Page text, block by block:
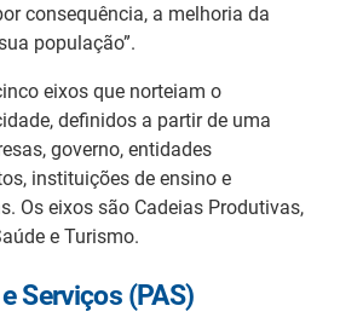
consequência, a melhoria da
população”.
eixos que norteiam o
definidos a partir de uma
governo, entidades
instituições de ensino e
Os eixos são Cadeias Produtivas,
e Turismo.
Serviços (PAS)